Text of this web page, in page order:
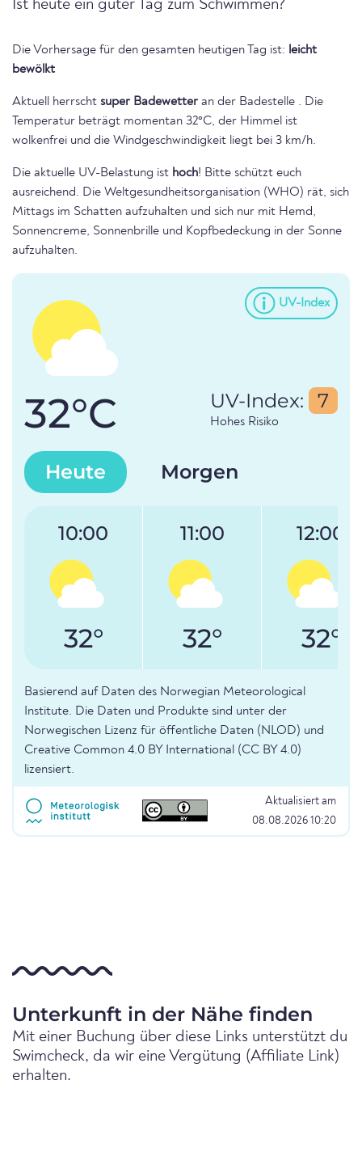
Ist heute ein guter Tag zum Schwimmen?
Die Vorhersage für den gesamten heutigen Tag ist: leicht
bewölkt
Aktuell herrscht super Badewetter an der Badestelle . Die
Temperatur beträgt momentan 32°C, der Himmel ist
wolkenfrei und die Windgeschwindigkeit liegt bei 3 km/h.
Die aktuelle UV-Belastung ist hoch! Bitte schützt euch
ausreichend. Die Weltgesundheitsorganisation (WHO) rät, sich
Mittags im Schatten aufzuhalten und sich nur mit Hemd,
Sonnencreme, Sonnenbrille und Kopfbedeckung in der Sonne
aufzuhalten.
UV-Index
32°C UV-Index: 7
Hohes Risiko
Heute Morgen
10:00
32°
11:00
32°
12:00
32°
Basierend auf Daten des Norwegian Meteorological
Institute. Die Daten und Produkte sind unter der
Norwegischen Lizenz für öffentliche Daten (NLOD) und
Creative Common 4.0 BY International (CC BY 4.0)
lizensiert.
Aktualisiert am
08.08.2026 10:20
Unterkunft in der Nähe finden
Mit einer Buchung über diese Links unterstützt du
Swimcheck, da wir eine Vergütung (Affiliate Link)
erhalten.